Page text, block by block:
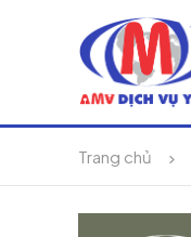
Trang chủ